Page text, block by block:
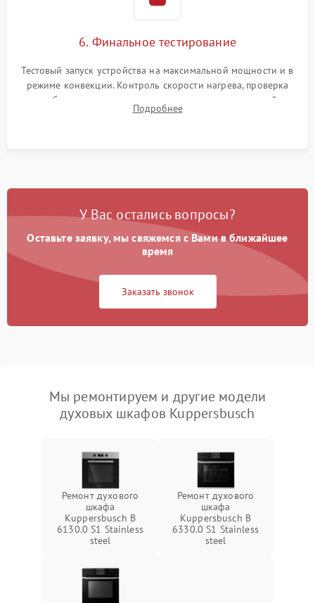
6. Финальное тестирование
Тестовый запуск устройства на максимальной мощности и в
режиме конвекции. Контроль скорости нагрева, проверка
срабатывания термостата при достижении заданной
температуры и тест на отсутствие утечек тока.
Подробнее
У Вас остались вопросы?
Оставьте заявку, мы свяжемся с Вами в ближайшее
время
Заказать звонок
Мы ремонтируем и другие модели
духовых шкафов Kuppersbusch
Ремонт духового
шкафа
Kuppersbusch B
6130.0 S1 Stainless
steel
Ремонт духового
шкафа
Kuppersbusch B
6330.0 S1 Stainless
steel